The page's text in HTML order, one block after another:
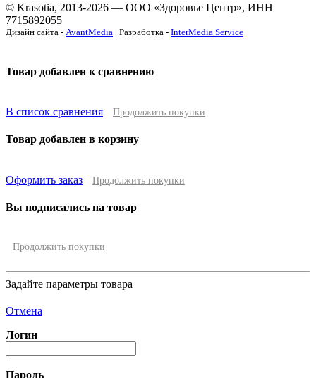
© Krasotia, 2013-2026 — ООО «Здоровье Центр», ИНН
7715892055
Дизайн сайта - AvantMedia | Разработка - InterMedia Service
Товар добавлен к сравнению
В список сравнения Продолжить покупки
Товар добавлен в корзину
Оформить заказ Продолжить покупки
Вы подписались на товар
Продолжить покупки
Задайте параметры товара
Отмена
Логин
Пароль